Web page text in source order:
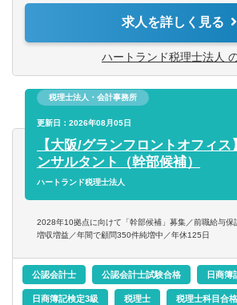
＜年収実績（2025年）＞
勤続1年以上の税務担当の平均年収
勤続3年以上の税務担当の平均年収
勤続3年以上の税務担当の年収中央値
＜年収例＞
経験者枠
830万円／27歳／入社2年目／業界歴3
／年間顧問売上2,000万円（月給45万
ブ月額24万円）
件／年間顧問売上2,600万円（月給45
1,390万円／28歳／入社3年目／業界歴
／年間顧問売上3,000万円（月給45万
61万円+管理職手当10万円）
※上記以外にも、経験年数や勤続年数
て資金調達支援や相続対策、組織再編
＜顧問先の傾向に関して＞
法人メインです。
創業間もないスタートアップから、年
企業まで幅広く対応しています。
すし、お任せする人は限られています
＜顧問先の割り振り＞
求人を詳しく見る
ハートランド税理士法人
税理士法人・会計事務所
更新日：2026年08月05日
【大阪/グランフロントオフィス
ンサルタント（幹部候補）
ハートランド税理士法人
2028年10拠点に向けて「幹部候補」募集／前職給与保
増収増益／年間で顧問350件純増中／年休125日
公認会計士 公認会計士試験合格 日商簿
日商簿記検定3級 税理士 税理士科目合格